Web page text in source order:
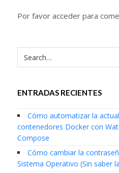
Por favor acceder para
ENTRADAS RECIENTES
Cómo automatizar la
contenedores Docker con
Compose
Cómo cambiar la
Sistema Operativo (Sin saber